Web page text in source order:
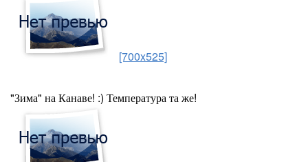
[700x525]
"Зима" на Канаве! :) Температура та же!